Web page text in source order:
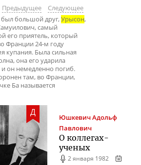
Предыдущее
Следующее
был большой друг,Урысон,
самый
его приятель, который
Франции 24-м году
купания. Была сильная
она его ударила
и он немедленно погиб.
там, во Франции,
Ба называется
Д
ЮшкевичАдольф
Павлович
О коллегах-
ученых
2 января 1982